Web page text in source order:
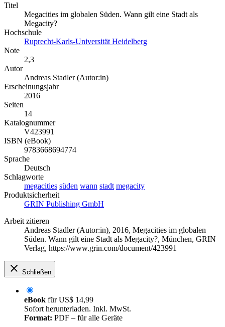
Titel
Megacities im globalen Süden. Wann gilt eine Stadt als
Megacity?
Hochschule
Ruprecht-Karls-Universität Heidelberg
Note
2,3
Autor
Andreas Stadler (Autor:in)
Erscheinungsjahr
2016
Seiten
14
Katalognummer
V423991
ISBN (eBook)
9783668694774
Sprache
Deutsch
Schlagworte
megacities süden wann stadt megacity
Produktsicherheit
GRIN Publishing GmbH
Arbeit zitieren
Andreas Stadler (Autor:in), 2016, Megacities im globalen
Süden. Wann gilt eine Stadt als Megacity?, München, GRIN
Verlag, https://www.grin.com/document/423991
Schließen
eBook fürUS$ 14,99
Sofort herunterladen. Inkl. MwSt.
Format: PDF – für alle Geräte